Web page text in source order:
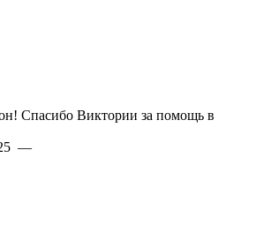
Спасибо Виктории за помощь в
—